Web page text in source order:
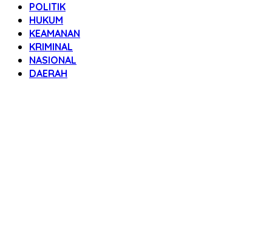
POLITIK
HUKUM
KEAMANAN
KRIMINAL
NASIONAL
DAERAH